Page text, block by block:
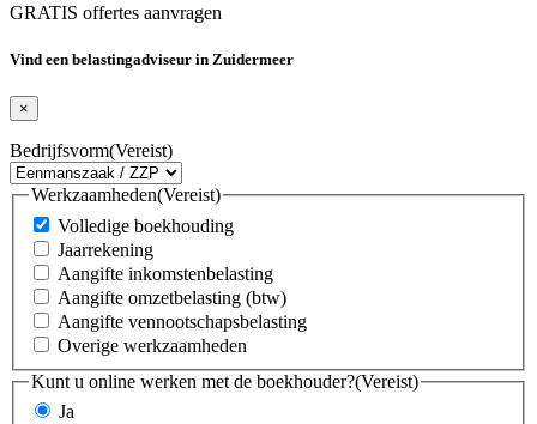
GRATIS offertes aanvragen
Vind een belastingadviseur in Zuidermeer
×
Bedrijfsvorm(Vereist)
Werkzaamheden(Vereist)
Volledige boekhouding
Jaarrekening
Aangifte inkomstenbelasting
Aangifte omzetbelasting (btw)
Aangifte vennootschapsbelasting
Overige werkzaamheden
Kunt u online werken met de boekhouder?(Vereist)
Ja